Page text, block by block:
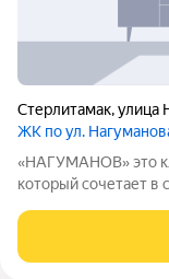
Стерлитамак,улица
ЖК по ул.
«НАГУМАНОВ» это клубный дом небольшой этажности,
который сочетает в
монолитнокирпичной
красного